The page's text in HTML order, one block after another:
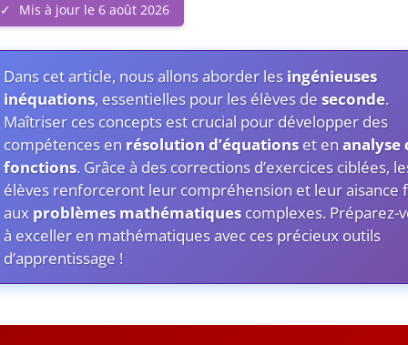
Mis à jour le 6 août 2026
Dans cet article, nous allons aborder les ingénieuses
inéquations, essentielles pour les élèves deseconde.
Maîtriser ces concepts est crucial pour développer des
compétences en résolution d’équationset enanalyse
fonctions. Grâce à des corrections d’exercices ciblées,
élèves renforceront leur compréhension et leur aisance
aux problèmes mathématiquescomplexes. Préparez-
à exceller en mathématiques avec ces précieux outils
d’apprentissage !